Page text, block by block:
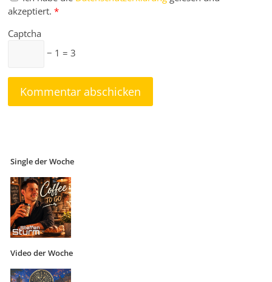
akzeptiert. *
Captcha
− 1 = 3
Single der Woche
Video der Woche